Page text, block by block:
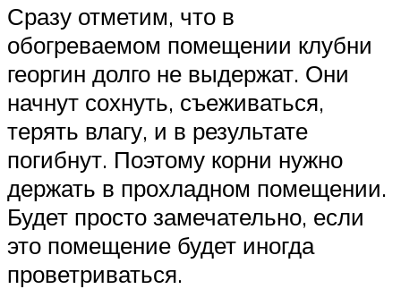
Сразу отметим, что в
обогреваемом помещении клубни
георгин долго не выдержат. Они
начнут сохнуть, съеживаться,
терять влагу, и в результате
погибнут. Поэтому корни нужно
держать в прохладном помещении.
Будет просто замечательно, если
это помещение будет иногда
проветриваться.